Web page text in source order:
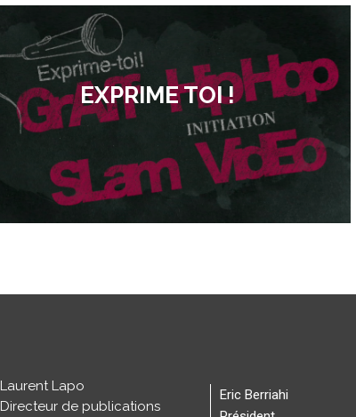
EXPRIME TOI !
Laurent Lapo
Directeur de publications
Eric Berriahi